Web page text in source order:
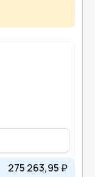
275 263,95 ₽